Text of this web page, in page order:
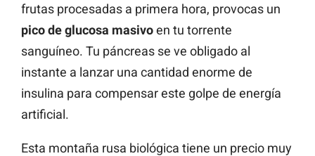
frutas procesadas a primera hora, provocas un
pico de glucosa masivoen tu torrente
sanguíneo. Tu páncreas se ve obligado al
instante a lanzar una cantidad enorme de
insulina para compensar este golpe de energía
artificial.
Esta montaña rusa biológica tiene un precio muy